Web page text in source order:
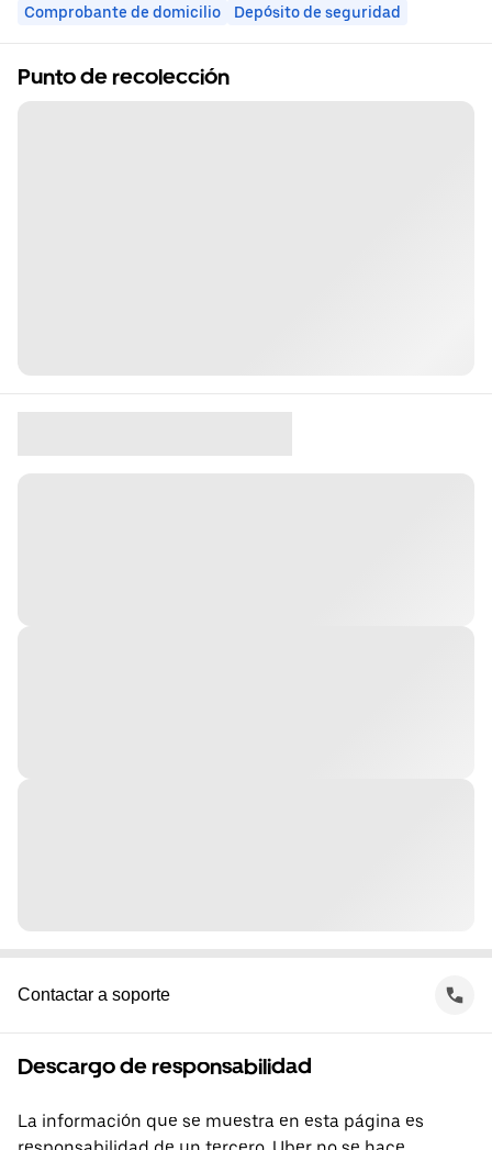
Comprobante de domicilio Depósito de seguridad
Punto de recolección
Contactar a soporte
Descargo de responsabilidad
La información que se muestra en esta página es